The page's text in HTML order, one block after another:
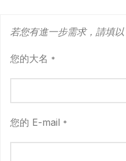
若您有進一步需求，請填以
您的大名 *
您的 E-mail *